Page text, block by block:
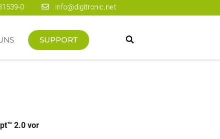
info@digitronic.net
0
SUPPORT
2.0 vor